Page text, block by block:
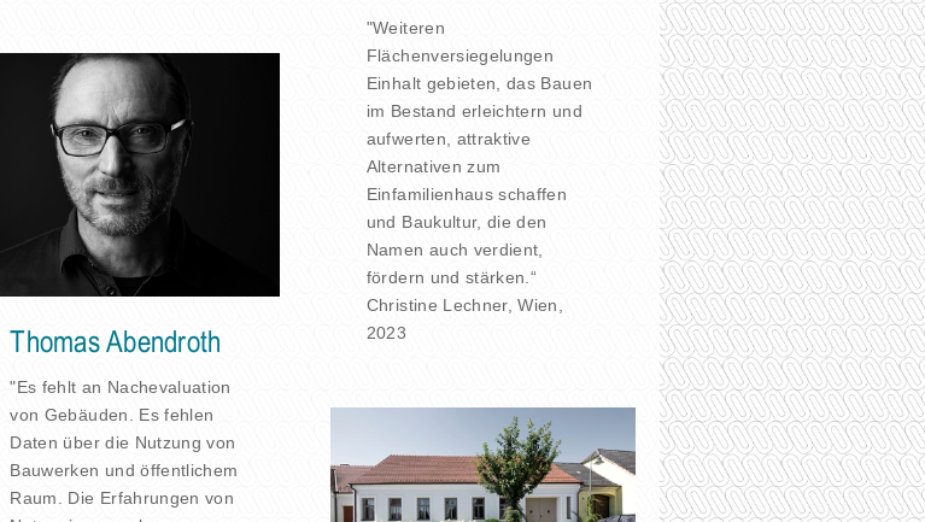
"Weiteren
Flächenversiegelungen
Einhalt gebieten, das Bauen
im Bestand erleichtern und
aufwerten, attraktive
Alternativen zum
Einfamilienhaus schaffen
und Baukultur, die den
Namen auch verdient,
fördern und stärken.“
Christine Lechner, Wien,
2023
Thomas Abendroth
"Es fehlt an Nachevaluation
von Gebäuden. Es fehlen
Daten über die Nutzung von
Bauwerken und öffentlichem
Raum. Die Erfahrungen von